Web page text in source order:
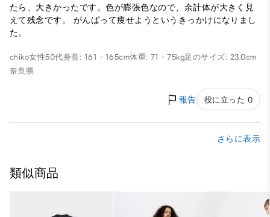
たら、大きかったです。色が膨張色なので、余計体が大きく見
えて残念です。 がんばって痩せようというきっかけになりまし
た。
chiko女性50代身長: 161 - 165cm体重: 71 - 75kg足のサイズ: 23.0cm
奈良県
報告 役に立った 0
さらに表示
類似商品